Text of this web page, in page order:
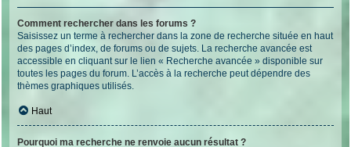
Comment rechercher dans les forums ?
Saisissez un terme à rechercher dans la zone de recherche située en haut
des pages d’index, de forums ou de sujets. La recherche avancée est
accessible en cliquant sur le lien « Recherche avancée » disponible sur
toutes les pages du forum. L’accès à la recherche peut dépendre des
thèmes graphiques utilisés.
Haut
Pourquoi ma recherche ne renvoie aucun résultat ?